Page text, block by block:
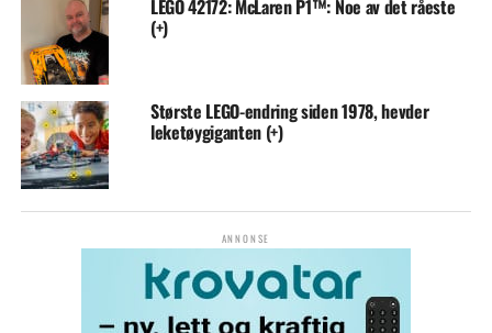
LEGO 42172: McLaren P1™: Noe av det råeste
(+)
Største LEGO-endring siden 1978, hevder
leketøygiganten (+)
ANNONSE